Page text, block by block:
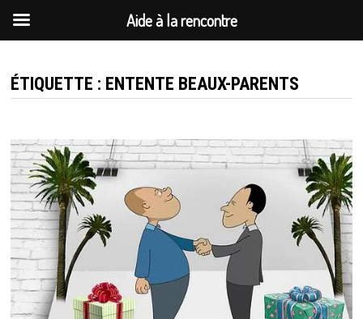
au
contenu
ÉTIQUETTE : ENTENTE BEAUX-PARENTS
Aide à la rencontre